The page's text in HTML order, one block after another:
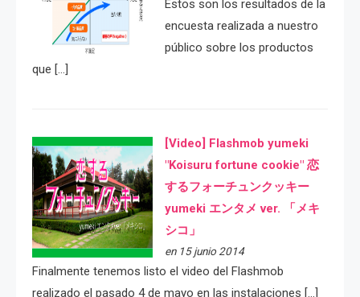
Estos son los resultados de la
encuesta realizada a nuestro
público sobre los productos
que […]
[Video] Flashmob yumeki
"Koisuru fortune cookie" 恋
するフォーチュンクッキー
yumeki エンタメ ver. 「メキ
シコ」
en 15 junio 2014
Finalmente tenemos listo el video del Flashmob
realizado el pasado 4 de mayo en las instalaciones […]